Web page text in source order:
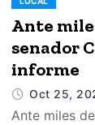
Ante
senador
informe
Oct 25,
Ante miles